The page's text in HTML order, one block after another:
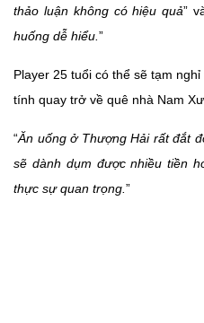
thảo luận không có hiệu quả”
huống dễ hiểu. ”
Player 25 tuổi có thể sẽ tạm
tính quay trở về quê nhà Nam
“Ăn uống ở Thượng Hải rất đắt
sẽ dành dụm được nhiều tiền
thực sự quan trọng. ”